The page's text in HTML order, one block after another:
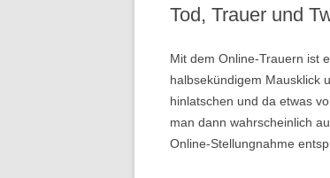
Tod, Trauer und
Mit dem Online-Trauern ist
halbsekündigem Mausklick
hinlatschen und da etwas
man dann wahrscheinlich
Online-Stellungnahme